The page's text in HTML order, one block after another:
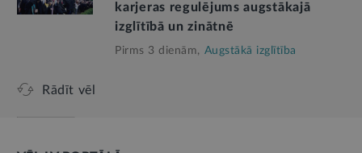
karjeras regulējums augstākajā
izglītībā un zinātnē
Pirms 3 dienām, Augstākā izglītība
Rādīt vēl